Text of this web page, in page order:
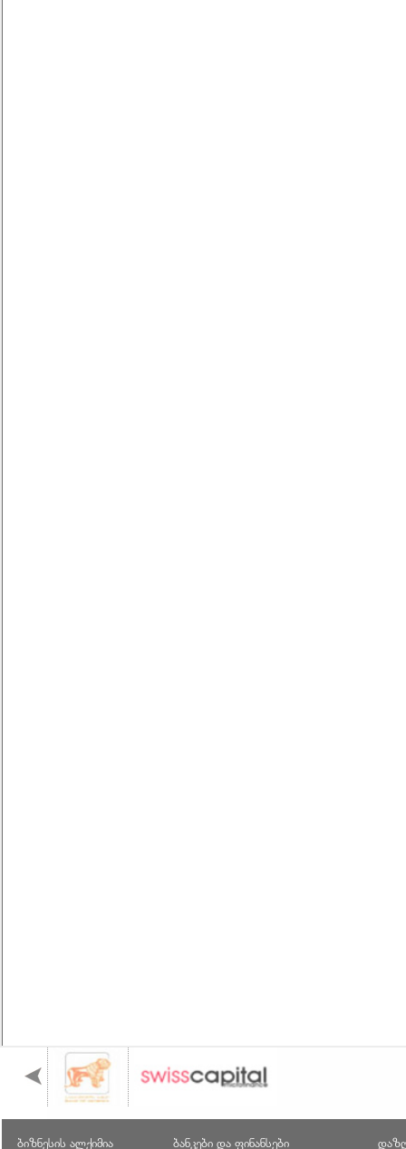
ბიზნესის ალქიმია ბანკები და ფინანსები